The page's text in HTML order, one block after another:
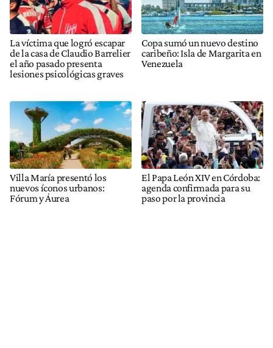
La víctima que logró escapar
de la casa de Claudio Barrelier
el año pasado presenta
lesiones psicológicas graves
Copa sumó un nuevo destino
caribeño: Isla de Margarita en
Venezuela
Villa María presentó los
nuevos íconos urbanos:
Fórum y Áurea
El Papa León XIV en Córdoba:
agenda confirmada para su
paso por la provincia